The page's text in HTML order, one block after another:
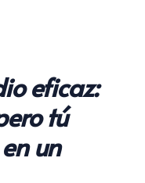
eficaz:
tú
un